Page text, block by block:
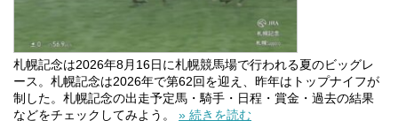
札幌記念は2026年8月16日に札幌競馬場で行われる夏のビッグレ
ース。札幌記念は2026年で第62回を迎え、昨年はトップナイフが
制した。札幌記念の出走予定馬・騎手・日程・賞金・過去の結果
などをチェックしてみよう。 » 続きを読む